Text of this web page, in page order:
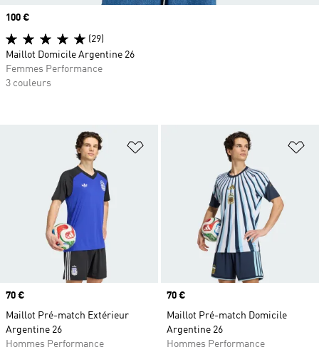
Ajouter à la Liste de produits
Prix
70 €
Maillot Pré-match Extérieur
Argentine 26
Hommes Performance
Prix
70 €
Maillot Pré-match Domicile
Argentine 26
Hommes Performance
Prix
100 €
(29)
Maillot Domicile Argentine 26
Femmes Performance
3 couleurs